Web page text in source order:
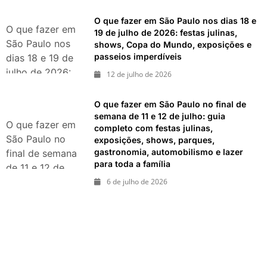
exposições e
passeios
imperdíveis
O que fazer em
São Paulo nos
dias 18 e 19 de
julho de 2026:
exposições e
passeios
imperdíveis
O que fazer em São Paulo nos dias 18 e
19 de julho de 2026: festas julinas,
shows, Copa do Mundo, exposições e
passeios imperdíveis
12 de julho de 2026
O que fazer em
São Paulo no
final de semana
de 11 e 12 de
O que fazer em São Paulo no final de
semana de 11 e 12 de julho: guia
completo com festas julinas,
exposições, shows, parques,
gastronomia, automobilismo e lazer
para toda a família
6 de julho de 2026